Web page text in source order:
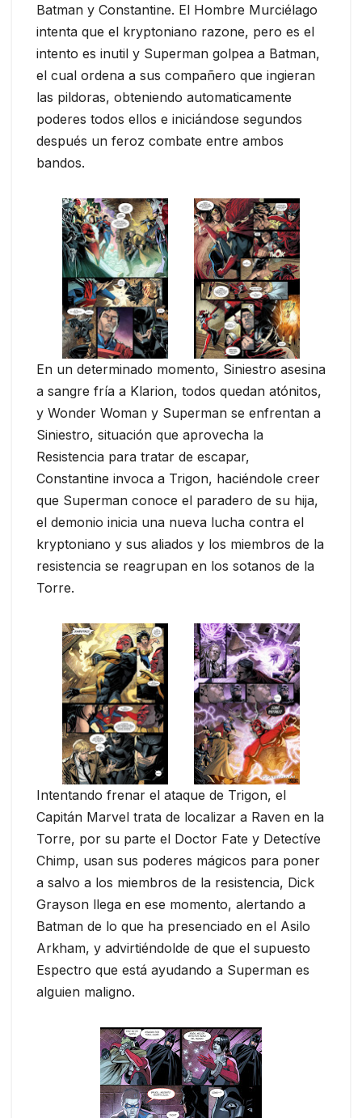
Batman y Constantine. El Hombre Murciélago
intenta que el kryptoniano razone, pero es el
intento es inutil y Superman golpea a Batman,
el cual ordena a sus compañero que ingieran
las pildoras, obteniendo automaticamente
poderes todos ellos e iniciándose segundos
después un feroz combate entre ambos
bandos.
En un determinado momento, Siniestro asesina
a sangre fría a Klarion, todos quedan atónitos,
y Wonder Woman y Superman se enfrentan a
Siniestro, situación que aprovecha la
Resistencia para tratar de escapar,
Constantine invoca a Trigon, haciéndole creer
que Superman conoce el paradero de su hija,
el demonio inicia una nueva lucha contra el
kryptoniano y sus aliados y los miembros de la
resistencia se reagrupan en los sotanos de la
Torre.
Intentando frenar el ataque de Trigon, el
Capitán Marvel trata de localizar a Raven en la
Torre, por su parte el Doctor Fate y Detectíve
Chimp, usan sus poderes mágicos para poner
a salvo a los miembros de la resistencia, Dick
Grayson llega en ese momento, alertando a
Batman de lo que ha presenciado en el Asilo
Arkham, y advirtiéndolde de que el supuesto
Espectro que está ayudando a Superman es
alguien maligno.